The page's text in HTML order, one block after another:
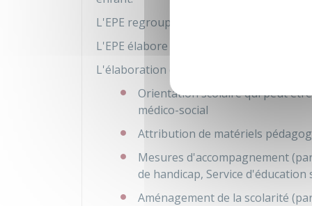
L'EPE regroupe des professionnels des
L'EPE élabore ensuite le PPS puis le
L'élaboration du PPS
Orientation scolaire qui peut
médico-social
Attribution de matériels
Mesures d'accompagnement
de handicap, Service
Aménagement de la scolarité